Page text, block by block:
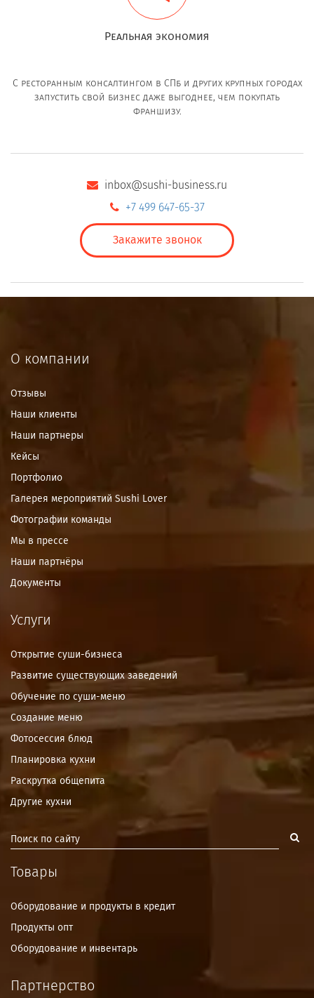
Реальная экономия
С ресторанным консалтингом в СПб и других крупных городах
запустить свой бизнес даже выгоднее, чем покупать
франшизу.
inbox@sushi-business.ru
+7 499 647-65-37
Закажите звонок
О компании
Отзывы
Наши клиенты
Наши партнеры
Кейсы
Портфолио
Галерея мероприятий Sushi Lover
Фотографии команды
Мы в прессе
Наши партнёры
Документы
Услуги
Открытие суши-бизнеса
Развитие существующих заведений
Обучение по суши-меню
Создание меню
Фотосессия блюд
Планировка кухни
Раскрутка общепита
Другие кухни
Товары
Оборудование и продукты в кредит
Продукты опт
Оборудование и инвентарь
Партнерство